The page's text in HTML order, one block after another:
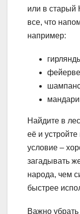
или в старый
все, что
например:
Найдите в
её и
условие –
загадывать
народа, чем
быстрее
Важно убрать